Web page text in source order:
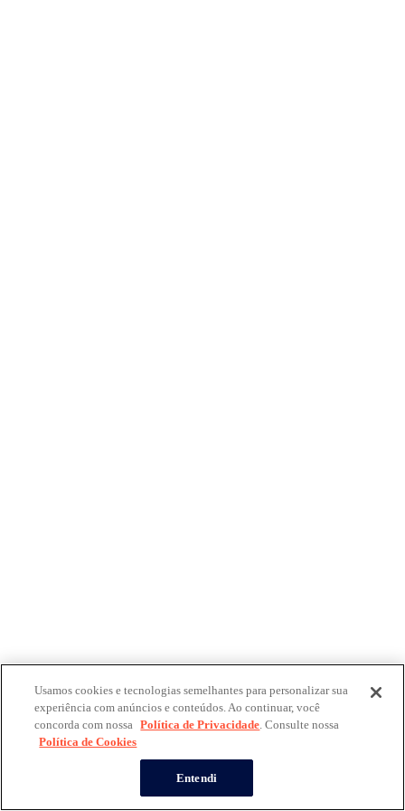
Usamos cookies e tecnologias semelhantes para personalizar sua
experiência com anúncios e conteúdos. Ao continuar, você
concorda com nossa Política de Privacidade. Consulte nossa
Política de Cookies
Entendi